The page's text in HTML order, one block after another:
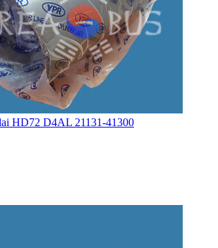
HD72 D4AL 21131-41300